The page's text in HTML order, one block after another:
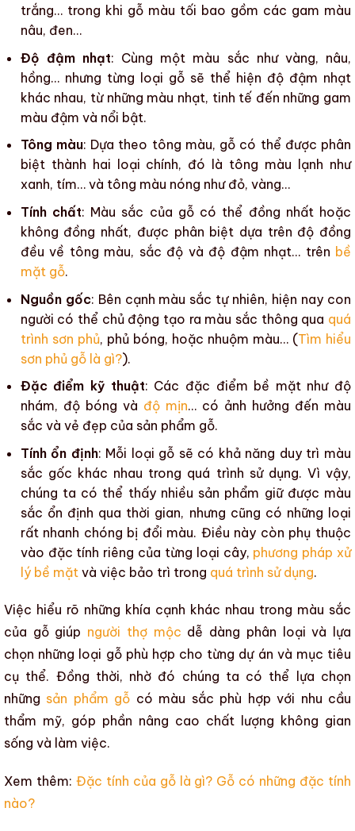
trắng… trong khi gỗ màu tối bao gồm các gam màu
nâu, đen…
Độ đậm nhạt: Cùng một màu sắc như vàng, nâu,
hồng… nhưng từng loại gỗsẽ thể hiện độ đậm nhạt
khác nhau, từ những màu nhạt, tinh tế đến những gam
màu đậm và nổi bật.
Tông màu: Dựa theo tông màu, gỗ có thể được phân
biệt thành hai loại chính, đó là tông màu lạnh như
xanh, tím… và tông màu nóng như đỏ, vàng…
Tính chất: Màu sắc của gỗcó thể đồng nhất hoặc
không đồng nhất, được phân biệt dựa trên độ đồng
đều về tông màu, sắc độ và độ đậm nhạt… trên bề
mặt gỗ.
Nguồn gốc: Bên cạnh màu sắc tự nhiên, hiện nay con
người có thể chủ động tạo ra màu sắc thông qua quá
trình sơn phủ, phủ bóng, hoặc nhuộm màu… (Tìm hiểu
sơn phủ gỗ là gì?).
Đặc điểm kỹ thuật: Các đặc điểm bề mặt như độ
nhám, độ bóng và độ mịn… có ảnh hưởng đến màu
sắc và vẻ đẹp của sản phẩm gỗ.
Tính ổn định: Mỗi loại gỗ sẽ có khả năng duy trì màu
sắc gốc khác nhau trong quá trình sử dụng. Vì vậy,
chúng ta có thể thấy nhiều sản phẩm giữ được màu
sắc ổn định qua thời gian, nhưng cũng có những loại
rất nhanh chóng bị đổi màu. Điều này còn phụ thuộc
vào đặc tính riêng của từng loại cây, phương pháp xử
lý bề mặtvà việc bảo trì trong quá trình sử dụng.
Việc hiểu rõ những khía cạnh khác nhau trong màu sắc
của gỗgiúp người thợ mộc dễ dàng phân loại và lựa
chọn những loại gỗphù hợp cho từng dự án và mục tiêu
cụ thể. Đồng thời, nhờ đó chúng ta có thể lựa chọn
những sản phẩm gỗ có màu sắc phù hợp với nhu cầu
thẩm mỹ, góp phần nâng cao chất lượng không gian
sống và làm việc.
Xem thêm: Đặc tính của gỗ là gì? Gỗ có những đặc tính
nào?